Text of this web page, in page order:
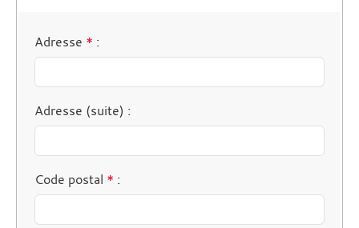
Adresse * :
Adresse (suite) :
Code postal * :